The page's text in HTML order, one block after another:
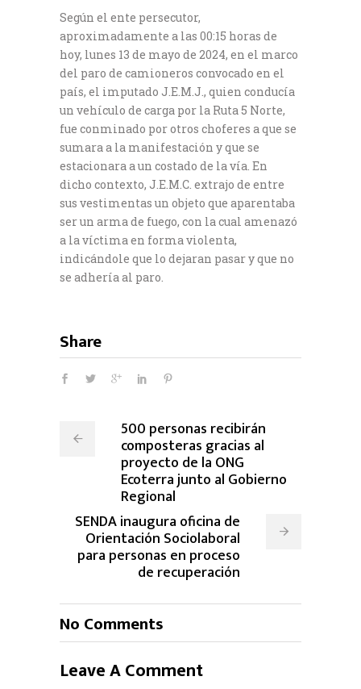
Según el ente persecutor,
aproximadamente a las 00:15 horas de
hoy, lunes 13 de mayo de 2024, en el marco
del paro de camioneros convocado en el
país, el imputado J.E.M.J., quien conducía
un vehículo de carga por la Ruta 5 Norte,
fue conminado por otros choferes a que se
sumara a la manifestación y que se
estacionara a un costado de la vía. En
dicho contexto, J.E.M.C. extrajo de entre
sus vestimentas un objeto que aparentaba
ser un arma de fuego, con la cual amenazó
a la víctima en forma violenta,
indicándole que lo dejaran pasar y que no
se adhería al paro.
Share
500 personas recibirán
composteras gracias al
proyecto de la ONG
Ecoterra junto al Gobierno
Regional
SENDA inaugura oficina de
Orientación Sociolaboral
para personas en proceso
de recuperación
No Comments
Leave A Comment